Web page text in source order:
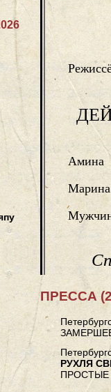
Амина
Марина
ПРЕССА
РУХЛЯ
ПРОСТЫЕ